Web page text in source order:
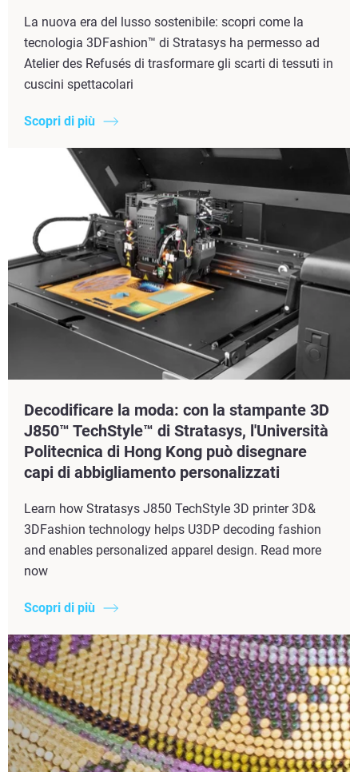
La nuova era del lusso sostenibile: scopri come la
tecnologia 3DFashion™ di Stratasys ha permesso ad
Atelier des Refusés di trasformare gli scarti di tessuti in
cuscini spettacolari
Scopri di più
Decodificare la moda: con la stampante 3D
J850™ TechStyle™ di Stratasys, l'Università
Politecnica di Hong Kong può disegnare
capi di abbigliamento personalizzati
Learn how Stratasys J850 TechStyle 3D printer 3D&
3DFashion technology helps U3DP decoding fashion
and enables personalized apparel design. Read more
now
Scopri di più